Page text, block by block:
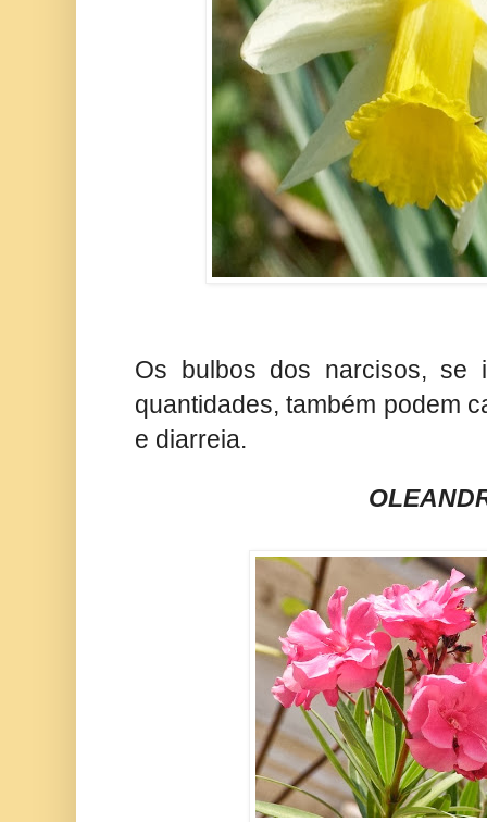
Os bulbos dos narcisos, se
quantidades, também podem
e diarreia.